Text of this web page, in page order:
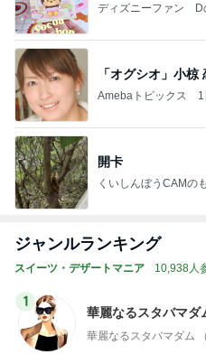
ディズニーファン D
「オグシオ」小
Amebaトピックス
開卡
くいしんぼうCAMの
ジャンルランキング
スイーツ・デザートマニア 10,938人
1
華麗なるスタバマダ
華麗なるスタバマダム